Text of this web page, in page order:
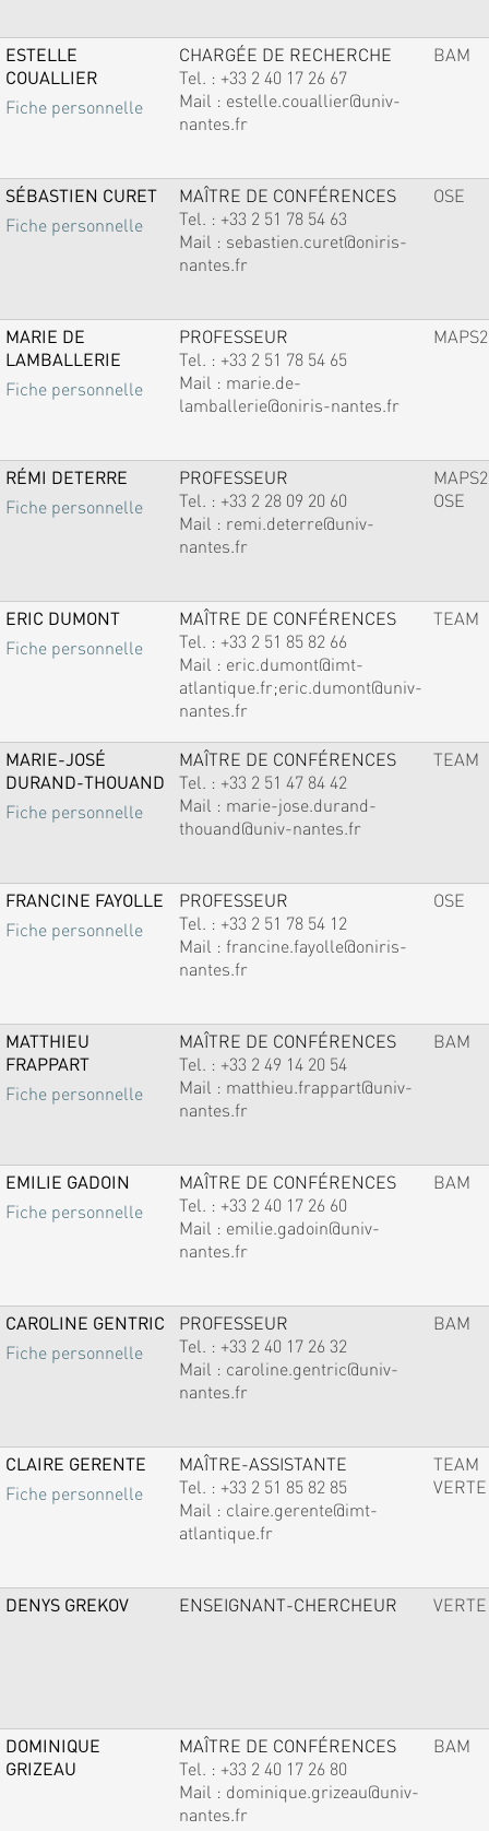
ESTELLE
COUALLIER
Fiche personnelle
CHARGÉE DE RECHERCHE
Tel. : +33 2 40 17 26 67
Mail : estelle.couallier@univ-
nantes.fr
BAM
SÉBASTIEN CURET
Fiche personnelle
MAÎTRE DE CONFÉRENCES
Tel. : +33 2 51 78 54 63
Mail : sebastien.curet@oniris-
nantes.fr
OSE
MARIE DE
LAMBALLERIE
Fiche personnelle
PROFESSEUR
Tel. : +33 2 51 78 54 65
Mail : marie.de-
lamballerie@oniris-nantes.fr
MAPS2
RÉMI DETERRE
Fiche personnelle
PROFESSEUR
Tel. : +33 2 28 09 20 60
Mail : remi.deterre@univ-
nantes.fr
MAPS2
OSE
ERIC DUMONT
Fiche personnelle
MAÎTRE DE CONFÉRENCES
Tel. : +33 2 51 85 82 66
Mail : eric.dumont@imt-
atlantique.fr;eric.dumont@univ-
nantes.fr
TEAM
MARIE-JOSÉ
DURAND-THOUAND
Fiche personnelle
MAÎTRE DE CONFÉRENCES
Tel. : +33 2 51 47 84 42
Mail : marie-jose.durand-
thouand@univ-nantes.fr
TEAM
FRANCINE FAYOLLE
Fiche personnelle
PROFESSEUR
Tel. : +33 2 51 78 54 12
Mail : francine.fayolle@oniris-
nantes.fr
OSE
MATTHIEU
FRAPPART
Fiche personnelle
MAÎTRE DE CONFÉRENCES
Tel. : +33 2 49 14 20 54
Mail : matthieu.frappart@univ-
nantes.fr
BAM
EMILIE GADOIN
Fiche personnelle
MAÎTRE DE CONFÉRENCES
Tel. : +33 2 40 17 26 60
Mail : emilie.gadoin@univ-
nantes.fr
BAM
CAROLINE GENTRIC
Fiche personnelle
PROFESSEUR
Tel. : +33 2 40 17 26 32
Mail : caroline.gentric@univ-
nantes.fr
BAM
CLAIRE GERENTE
Fiche personnelle
MAÎTRE-ASSISTANTE
Tel. : +33 2 51 85 82 85
Mail : claire.gerente@imt-
atlantique.fr
TEAM
VERTE
DENYS GREKOV ENSEIGNANT-CHERCHEUR VERTE
DOMINIQUE
GRIZEAU
MAÎTRE DE CONFÉRENCES
Tel. : +33 2 40 17 26 80
Mail : dominique.grizeau@univ-
nantes.fr
BAM